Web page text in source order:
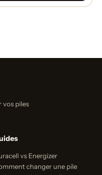
vos piles
vs Energizer
changer une pile